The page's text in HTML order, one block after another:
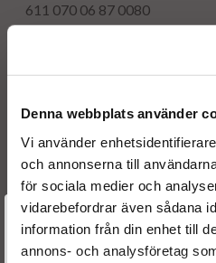
Denna webbplats använder
Vi använder
och annonserna till
för sociala medier och
vidarebefordrar även sådana
information från din enhet till
annons- och analysföretag
611 070 06 87 0080
611 070 06 87 38
Reference numbers
A611070068780
A611070068738
61107006870080
MERCEDES
MERCEDES
A61107006870080
611070068738 MERCEDES
A6110700687 MERCEDES